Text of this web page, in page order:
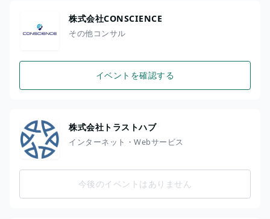
株式会社CONSCIENCE
その他コンサル
イベントを確認する
株式会社トラストハブ
インターネット・Webサービス
今後のイベントはありません